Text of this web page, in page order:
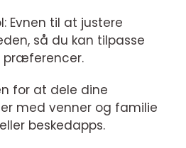
Evnen til at justere
så du kan tilpasse
præferencer.
for at dele dine
med venner og familie
beskedapps.